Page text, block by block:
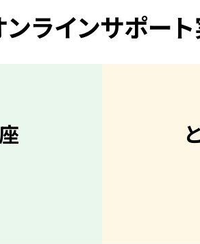
ラインサポー